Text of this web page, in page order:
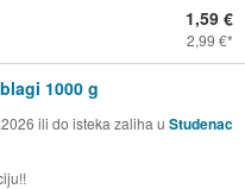
1,59 €
2,99 €
1000 g
ili do isteka zaliha u Studenac